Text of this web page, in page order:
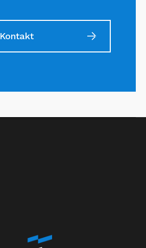
Kontakt